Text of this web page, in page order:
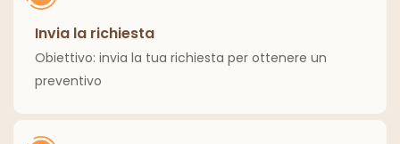
Invia la richiesta
Obiettivo: invia la tua richiesta per ottenere un
preventivo